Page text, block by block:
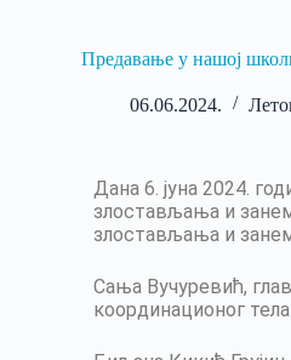
Предавање у нашој
06.06.2024.
Дана 6. јуна 2024.
злостављања и
злостављања и
Сања Вучуревић,
координационог